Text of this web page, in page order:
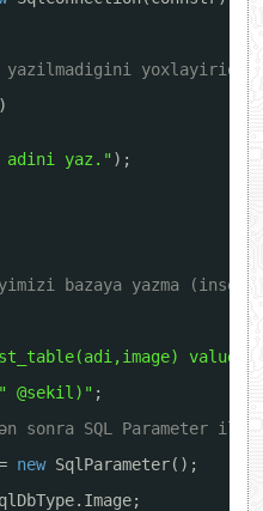
yoxlayiriq.
)
adini yaz.");
bazaya yazma
" @sekil)" ;
SQL Parameter ilə
new SqlParameter();